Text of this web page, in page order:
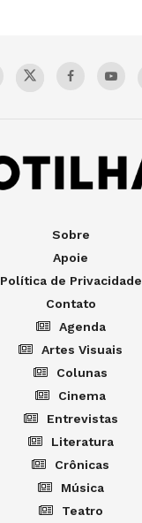
Sobre
Apoie
Política de Privacidade
Contato
Agenda
Artes Visuais
Colunas
Cinema
Entrevistas
Literatura
Crônicas
Música
Teatro